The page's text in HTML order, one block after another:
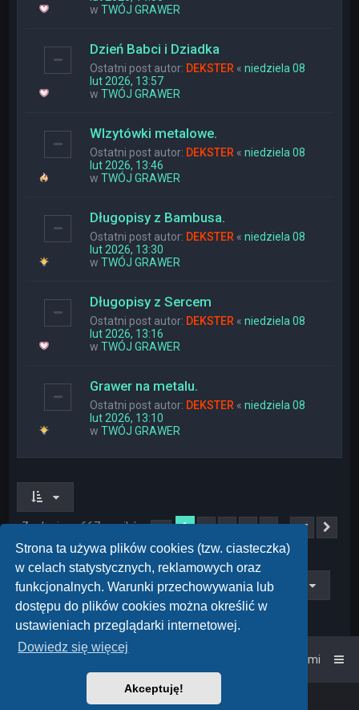
Strona ta używa plików cookies (tzw. ciasteczka)
w celach statystycznych, reklamowych oraz
funkcjonalnych. Warunki przechowywania lub
dostępu do plików cookies można określić w
ustawieniach przeglądarki internetowej.
Dowiedz się więcej
Akceptuję!
wTWÓJ GRAWER
Dzień Babci i Dziadka
Ostatni post autor: DEKSTER «niedziela 08
lut 2026, 13:57
wTWÓJ GRAWER
WIzytówki metalowe.
Ostatni post autor: DEKSTER «niedziela 08
lut 2026, 13:46
wTWÓJ GRAWER
Długopisy z Bambusa.
Ostatni post autor: DEKSTER «niedziela 08
lut 2026, 13:30
wTWÓJ GRAWER
Długopisy z Sercem
Ostatni post autor: DEKSTER «niedziela 08
lut 2026, 13:16
wTWÓJ GRAWER
Grawer na metalu.
Ostatni post autor: DEKSTER «niedziela 08
lut 2026, 13:10
wTWÓJ GRAWER
Znaleziono 667 wyników 1 2 3 4 5 … 27
Przejdź do
Kontakt z nami
phpBB
PlanetStyles